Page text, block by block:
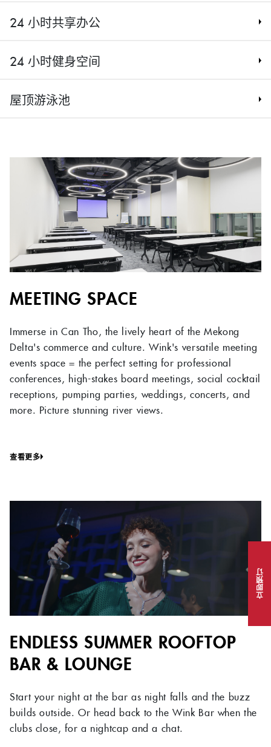
立即预订
24 小时共享办公
24 小时健身空间
屋顶游泳池
MEETING SPACE
Immerse in Can Tho, the lively heart of the Mekong
Delta's commerce and culture. Wink's versatile meeting
events space = the perfect setting for professional
conferences, high-stakes board meetings, social cocktail
receptions, pumping parties, weddings, concerts, and
more. Picture stunning river views.
查看更多
ENDLESS SUMMER ROOFTOP
BAR & LOUNGE
Start your night at the bar as night falls and the buzz
builds outside. Or head back to the Wink Bar when the
clubs close, for a nightcap and a chat.